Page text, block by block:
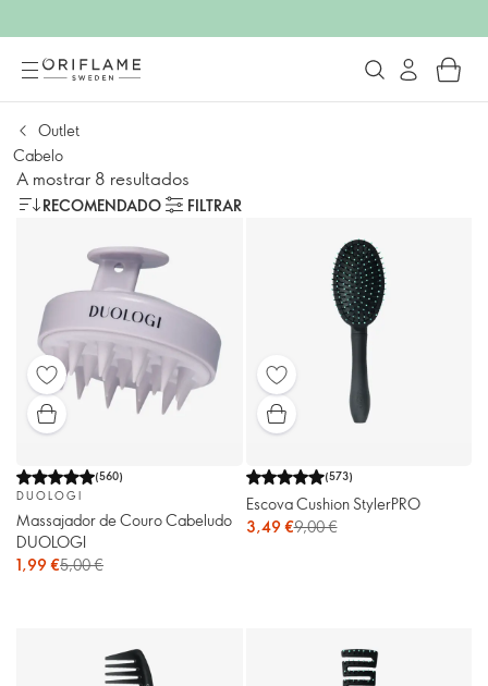
Outlet
Cabelo
A mostrar 8 resultados
RECOMENDADO FILTRAR
(560)
DUOLOGI
Massajador de Couro Cabeludo
DUOLOGI
1,99 €5,00 €
(573)
Escova Cushion StylerPRO
3,49 €9,00 €